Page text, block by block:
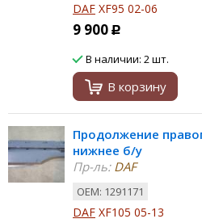
DAF XF95 02-06
9 900 Р
В наличии: 2 шт.
В корзину
Продолжение
нижнее б/у
Пр-ль:DAF
ОЕМ: 1291171
DAF XF105 05-13